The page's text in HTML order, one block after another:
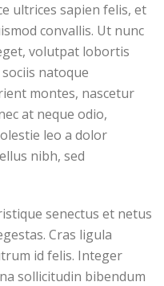
ultrices sapien felis, et
convallis. Ut nunc
volutpat lobortis
natoque
montes, nascetur
at neque odio,
leo a dolor
nibh, sed
senectus et netus
Cras ligula
id felis. Integer
sollicitudin bibendum